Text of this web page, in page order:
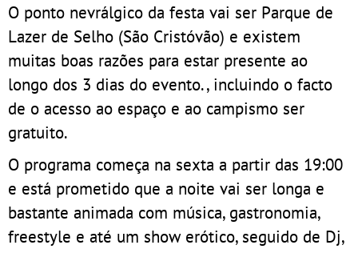
O ponto nevrálgico da festa vai ser Parque de
Lazer de Selho (São Cristóvão) e existem
muitas boas razões para estar presente ao
longo dos 3 dias do evento., incluindo o facto
de o acesso ao espaço e ao campismo ser
gratuito.
O programa começa na sexta a partir das 19:00
e está prometido que a noite vai ser longa e
bastante animada com música, gastronomia,
freestyle e até um show erótico, seguido de Dj,